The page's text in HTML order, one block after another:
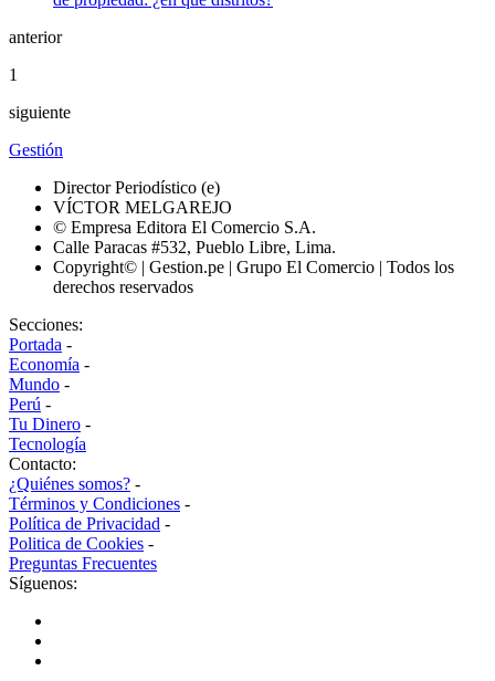
anterior
1
siguiente
Gestión
Director Periodístico (e)
VÍCTOR MELGAREJO
© Empresa Editora El Comercio S.A.
Calle Paracas #532, Pueblo Libre, Lima.
Copyright© | Gestion.pe | Grupo El Comercio | Todos los
derechos reservados
Secciones:
Portada -
Economía -
Mundo -
Perú -
Tu Dinero -
Tecnología
Contacto:
¿Quiénes somos? -
Términos y Condiciones -
Política de Privacidad -
Politica de Cookies -
Preguntas Frecuentes
Síguenos: